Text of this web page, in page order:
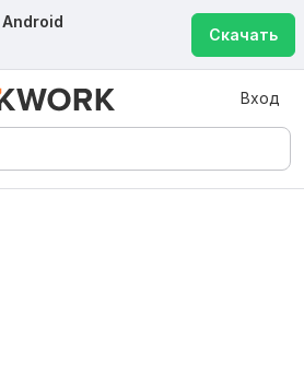
Android
Скачать
Вход